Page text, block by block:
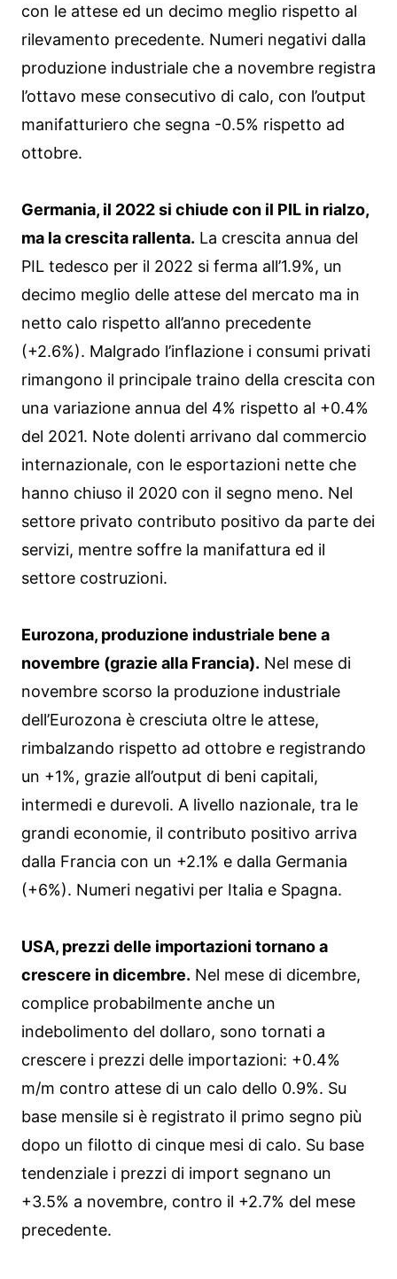
con le attese ed un decimo meglio rispetto al
rilevamento precedente. Numeri negativi dalla
produzione industriale che a novembre registra
l’ottavo mese consecutivo di calo, con l’output
manifatturiero che segna -0.5% rispetto ad
ottobre.
Germania, il 2022 si chiude con il PIL in rialzo,
ma la crescita rallenta. La crescita annua del
PIL tedesco per il 2022 si ferma all’1.9%, un
decimo meglio delle attese del mercato ma in
netto calo rispetto all’anno precedente
(+2.6%). Malgrado l’inflazione i consumi privati
rimangono il principale traino della crescita con
una variazione annua del 4% rispetto al +0.4%
del 2021. Note dolenti arrivano dal commercio
internazionale, con le esportazioni nette che
hanno chiuso il 2020 con il segno meno. Nel
settore privato contributo positivo da parte dei
servizi, mentre soffre la manifattura ed il
settore costruzioni.
Eurozona, produzione industriale bene a
novembre (grazie alla Francia). Nel mese di
novembre scorso la produzione industriale
dell’Eurozona è cresciuta oltre le attese,
rimbalzando rispetto ad ottobre e registrando
un +1%, grazie all’output di beni capitali,
intermedi e durevoli. A livello nazionale, tra le
grandi economie, il contributo positivo arriva
dalla Francia con un +2.1% e dalla Germania
(+6%). Numeri negativi per Italia e Spagna.
USA, prezzi delle importazioni tornano a
crescere in dicembre. Nel mese di dicembre,
complice probabilmente anche un
indebolimento del dollaro, sono tornati a
crescere i prezzi delle importazioni: +0.4%
m/m contro attese di un calo dello 0.9%. Su
base mensile si è registrato il primo segno più
dopo un filotto di cinque mesi di calo. Su base
tendenziale i prezzi di import segnano un
+3.5% a novembre, contro il +2.7% del mese
precedente.